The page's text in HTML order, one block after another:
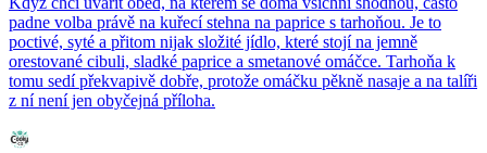
padne volba právě na kuřecí stehna na paprice s tarhoňou. Je to
poctivé, syté a přitom nijak složité jídlo, které stojí na jemně
orestované cibuli, sladké paprice a smetanové omáčce. Tarhoňa k
tomu sedí překvapivě dobře, protože omáčku pěkně nasaje a na talíři
z ní není jen obyčejná příloha.